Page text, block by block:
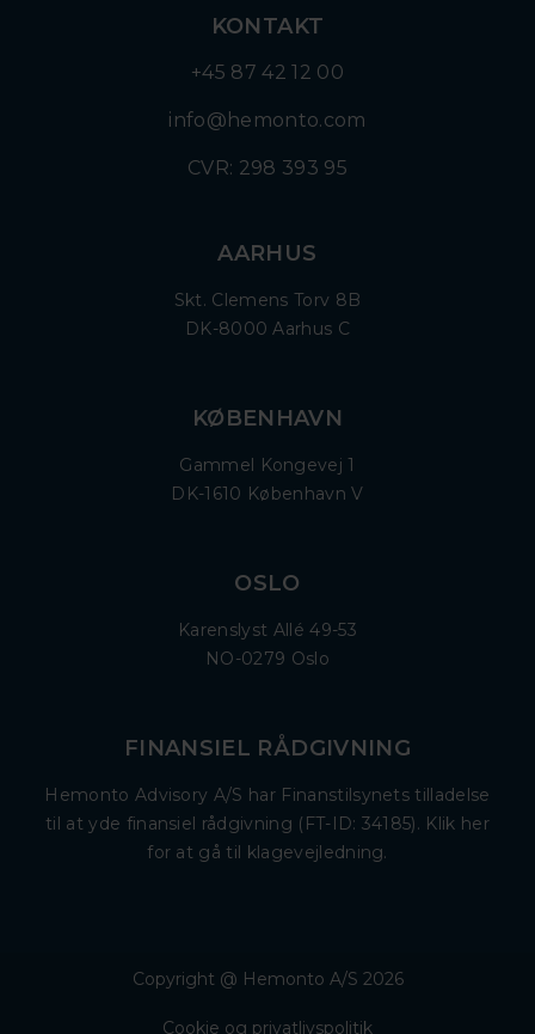
KONTAKT
+45 87 42 12 00
info@hemonto.com
CVR: 298 393 95
AARHUS
Skt. Clemens Torv 8B
DK-8000 Aarhus C
KØBENHAVN
Gammel Kongevej 1
DK-1610 København V
OSLO
Karenslyst Allé 49-53
NO-0279 Oslo
FINANSIEL RÅDGIVNING
Hemonto Advisory A/S har Finanstilsynets tilladelse
til at yde finansiel rådgivning (FT-ID: 34185). Klik her
for at gå til klagevejledning.
Copyright @ Hemonto A/S 2026
Cookie og privatlivspolitik